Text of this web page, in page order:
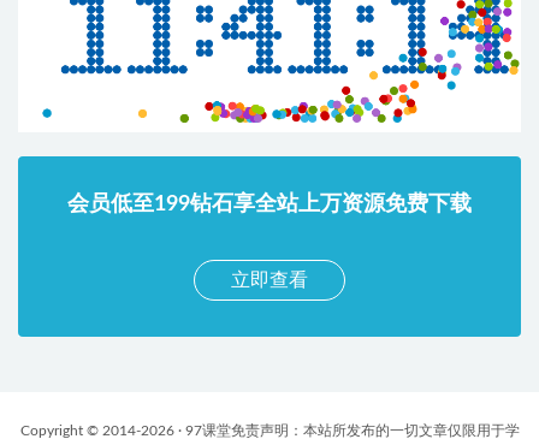
会员低至199钻石享全站上万资源免费下载
立即查看
Copyright © 2014-2026 · 97课堂免责声明：本站所发布的一切文章仅限用于学